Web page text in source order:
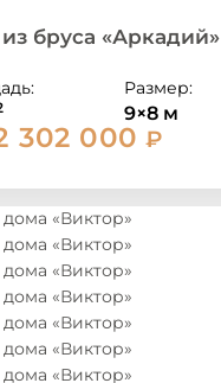
бруса «Аркадий»
Размер:
9×8 м
302 000 ₽